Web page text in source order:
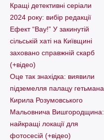
Кращі детективні серіали
2024 року: вибір редакції
Ефект “Вау!” У закинутій
сільській хаті на Київщині
заховано справжній скарб
(+відео)
Оце так знахідка: виявили
підземелля палацу гетьмана
Кирила Розумовського
Мальовнича Вишгородщина:
найкращі локації для
фотосесій (+відео)